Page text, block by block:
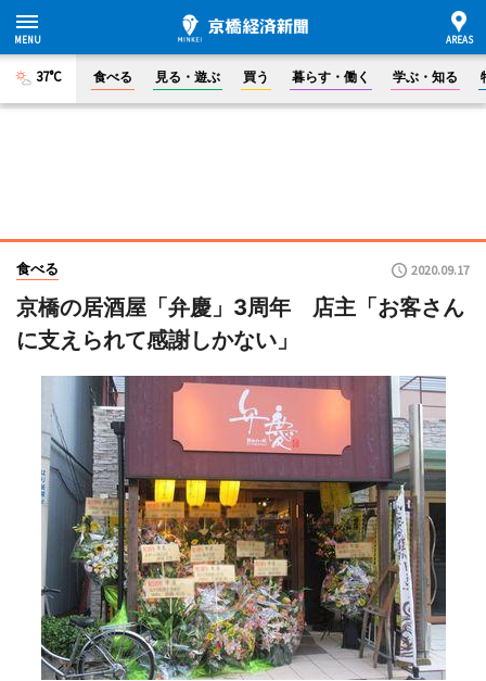
37°C 食べる 見る・遊ぶ 買う 暮らす・働く 学ぶ・知る
食べる 2020.09.17
京橋の居酒屋「弁慶」3周年 店主「お客さん
に支えられて感謝しかない」